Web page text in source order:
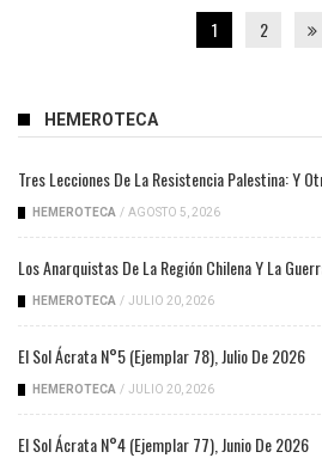
1 2
HEMEROTECA
Tres Lecciones De La Resistencia Palestina: Y
HEMEROTECA / AGOSTO 5, 2026
Los Anarquistas De La Región Chilena Y La
HEMEROTECA / JULIO 20, 2026
El Sol Ácrata N°5 (ejemplar 78), Julio De 2026
HEMEROTECA / JULIO 20, 2026
El Sol Ácrata N°4 (ejemplar 77), Junio De 2026